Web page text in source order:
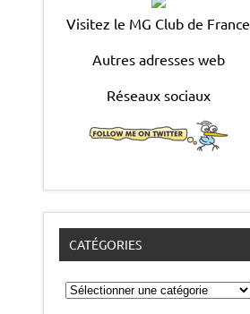
Visitez le MG Club de France
Autres adresses web
Réseaux sociaux
CATÉGORIES
Catégories